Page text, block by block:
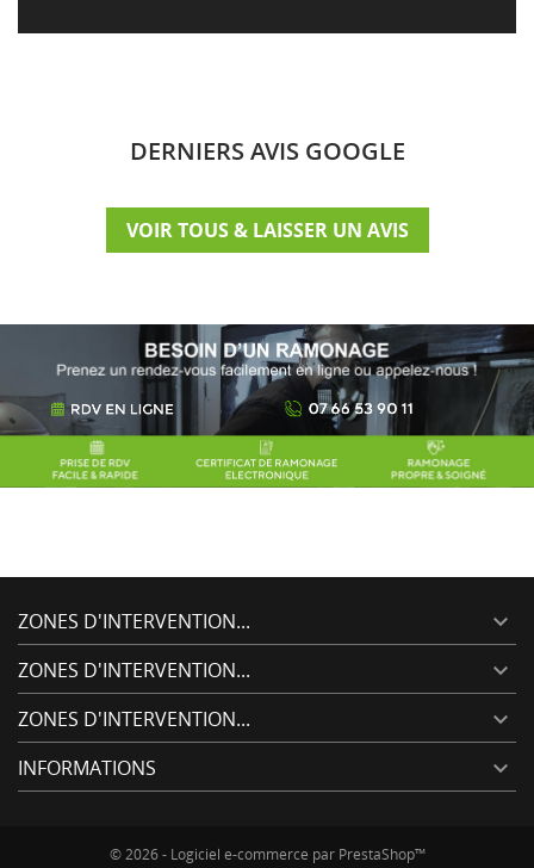
DERNIERS AVIS GOOGLE
VOIR TOUS & LAISSER UN AVIS
ZONES D'INTERVENTION... 
ZONES D'INTERVENTION... 
ZONES D'INTERVENTION... 
INFORMATIONS 
© 2026 - Logiciel e-commerce par PrestaShop™